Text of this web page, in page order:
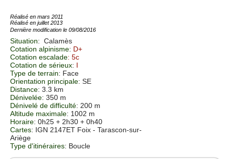
Réalisé en mars 2011
Réalisé en juillet 2013
Dernière modification le 09/08/2016
Situation: Calamès
Cotation alpinisme: D+
Cotation escalade: 5c
Cotation de sérieux: I
Type de terrain: Face
Orientation principale: SE
Distance: 3.3 km
Dénivelée: 350 m
Dénivelé de difficulté: 200 m
Altitude maximale: 1002 m
Horaire: 0h25 + 2h30 + 0h40
Cartes: IGN 2147ET Foix - Tarascon-sur-
Ariège
Type d'itinéraires: Boucle